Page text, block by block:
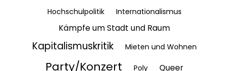
Hochschulpolitik
Internationalismus
Kämpfe um Stadt und Raum
Kapitalismuskritik Mieten und Wohnen
Party/Konzert Poly Queer